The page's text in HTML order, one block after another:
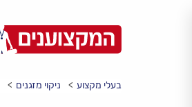
בעלי מקצוע ניקוי מזגנים